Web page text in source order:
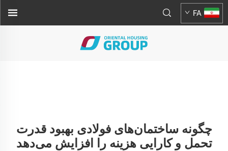
FA
چگونه ساختمان‌های فولادی بهبود قدرت
تحمل و کارایی هزینه را افزایش می‌دهد